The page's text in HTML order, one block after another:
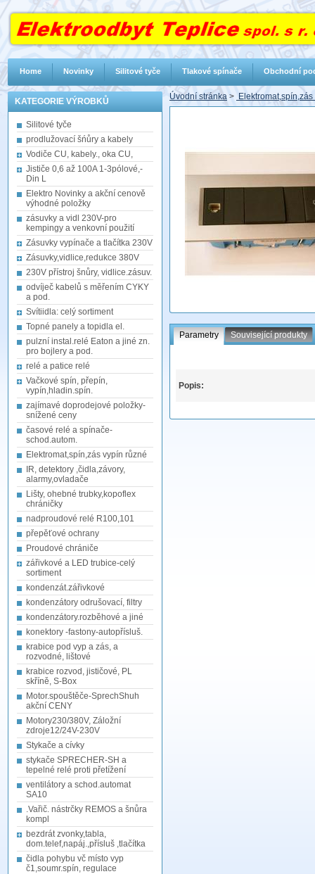
KATEGORIE VÝROBKŮ
Silitové tyče
prodlužovací šńůry a kabely
Vodiče CU, kabely., oka CU,
Jističe 0,6 až 100A 1-3pólové,-
Din L
Elektro Novinky a akční cenově
výhodné položky
zásuvky a vidl 230V-pro
kempingy a venkovní použití
Zásuvky vypínače a tlačítka 230V
Zásuvky,vidlice,redukce 380V
230V přístroj šnůry, vidlice.zásuv.
odvíječ kabelů s měřením CYKY
a pod.
Svítiidla: celý sortiment
Topné panely a topidla el.
pulzní instal.relé Eaton a jiné zn.
pro bojlery a pod.
relé a patice relé
Vačkové spín, přepín,
vypín,hladin.spín.
zajímavé doprodejové položky-
snížené ceny
časové relé a spínače-
schod.autom.
Elektromat,spín,zás vypín různé
IR, detektory ,čidla,závory,
alarmy,ovladače
Lišty, ohebné trubky,kopoflex
chráničky
nadproudové relé R100,101
přepěťové ochrany
Proudové chrániče
zářivkové a LED trubice-celý
sortiment
kondenzát.zářivkové
kondenzátory odrušovací, filtry
kondenzátory.rozběhové a jiné
konektory -fastony-autopřísluš.
krabice pod vyp a zás, a
rozvodné, lištové
krabice rozvod, jističové, PL
skříně, S-Box
Motor.spouštěče-SprechShuh
akční CENY
Motory230/380V, Záložní
zdroje12/24V-230V
Stykače a cívky
stykače SPRECHER-SH a
tepelné relé proti přetížení
ventilátory a schod.automat
SA10
.Vařič. nástrčky REMOS a šnůra
kompl
bezdrát zvonky,tabla,
dom.telef,napáj.,přísluš ,tlačítka
čidla pohybu vč místo vyp
č1,soumr.spín, regulace
Úvodní stránka >
Parametry Související produkty
Popis:
Home Novinky Silitové tyče Tlakové spínače Obchodní